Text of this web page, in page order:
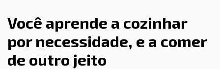
Você aprende a cozinhar
por necessidade, e a comer
de outro jeito